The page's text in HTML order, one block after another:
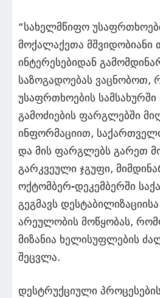
“სახელმწიფო
მოქალაქეთა მშვიდობიანი
ინტერესებიდან
საზოგადოებას ვაცნობოთ,
უსაფრთხოების სამსახურში
გამოძიების ფარგლებში
ინფორმაციით,
და მის ფარგლებს გარეთ
გარკვეული ჯგუფი,
ოქტომბერ-დეკემბერში
გეგმავს
არეულობის მოწყობას,
მიზანია ხელისუფლების
შეცვლა.
დესტრუქციული